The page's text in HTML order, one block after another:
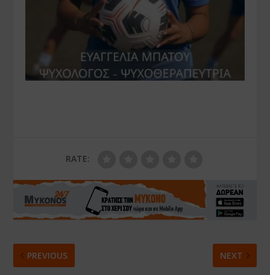
RATE:
PREVIOUS NEXT